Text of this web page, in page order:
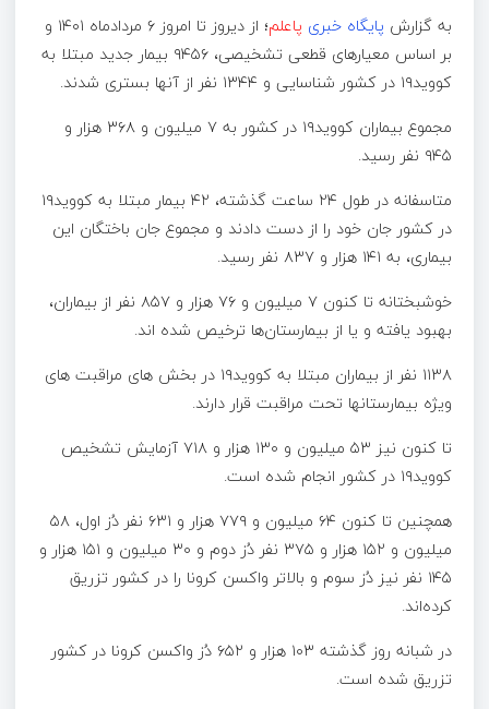
به گزارش پایگاه خبری پاعلم
؛ از دیروز تا امروز ۶ مردادماه ۱۴۰۱ و
بر اساس معیارهای قطعی تشخیصی، ۹۴۵۶ بیمار جدید مبتلا به
کووید۱۹ در کشور شناسایی و ۱۳۴۴ نفر از آنها بستری شدند.
مجموع بیماران کووید۱۹ در کشور به ۷ میلیون و ۳۶۸ هزار و
۹۴۵ نفر رسید.
متاسفانه در طول ۲۴ ساعت گذشته، ۴۲ بیمار مبتلا به کووید۱۹
در کشور جان خود را از دست دادند و مجموع جان باختگان این
بیماری، به ۱۴۱ هزار و ۸۳۷ نفر رسید.
خوشبختانه تا کنون ۷ میلیون و ۷۶ هزار و ۸۵۷ نفر از بیماران،
بهبود یافته و یا از بیمارستان‌ها ترخیص شده اند.
۱۱۳۸ نفر از بیماران مبتلا به کووید۱۹ در بخش های مراقبت های
ویژه بیمارستانها تحت مراقبت قرار دارند.
تا کنون نیز ۵۳ میلیون و ۱۳۰ هزار و ۷۱۸ آزمایش تشخیص
کووید۱۹ در کشور انجام شده است.
همچنین تا کنون ۶۴ میلیون و ۷۷۹ هزار و ۶۳۱ نفر دُز اول، ۵۸
میلیون و ۱۵۲ هزار و ۳۷۵ نفر دُز دوم و ۳۰ میلیون و ۱۵۱ هزار و
۱۴۵ نفر نیز دُز سوم و بالاتر واکسن کرونا را در کشور تزریق
کرده‌اند.
در شبانه روز گذشته ۱۰۳ هزار و ۶۵۲ دُز واکسن کرونا در کشور
تزریق شده است.